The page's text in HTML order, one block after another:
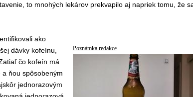
to mnohých lekárov prekvapilo aj napriek tomu, že
Poznámka redakce:
ako
dávky kofeínu,
čo kofeín má
ňou spôsobeným
jednorazovým